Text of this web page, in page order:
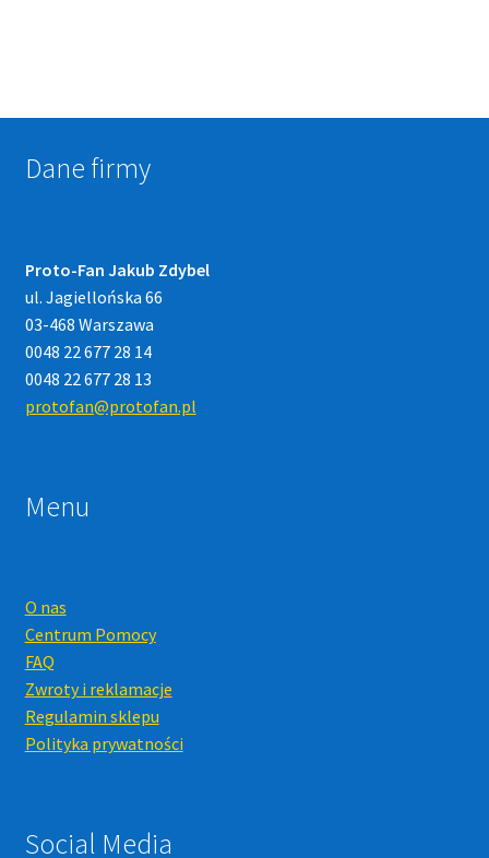
Dane firmy
Proto-Fan Jakub Zdybel
ul. Jagiellońska 66
03-468 Warszawa
0048 22 677 28 14
0048 22 677 28 13
protofan@protofan.pl
Menu
O nas
Centrum Pomocy
FAQ
Zwroty i reklamacje
Regulamin sklepu
Polityka prywatności
Social Media